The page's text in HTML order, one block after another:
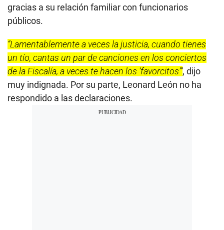
gracias a su relación familiar con funcionarios
públicos.
“Lamentablemente a veces la justicia, cuando tienes
un tío, cantas un par de canciones en los conciertos
de la Fiscalía, a veces te hacen los ‘favorcitos’”, dijo
muy indignada. Por su parte, Leonard León no ha
respondido a las declaraciones.